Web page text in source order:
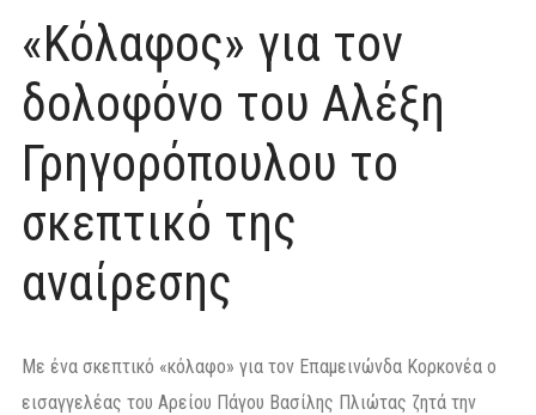
«Κόλαφος» για τον
δολοφόνο του Αλέξη
Γρηγορόπουλου το
σκεπτικό της
αναίρεσης
Με ένα σκεπτικό «κόλαφο» για τον Επαμεινώνδα Κορκονέα ο
εισαγγελέας του Αρείου Πάγου Βασίλης Πλιώτας ζητά την